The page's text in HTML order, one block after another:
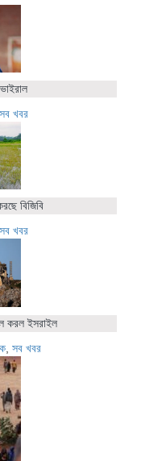
সব খবর
বিজিবি
সব খবর
করল ইসরাইল
, সব খবর